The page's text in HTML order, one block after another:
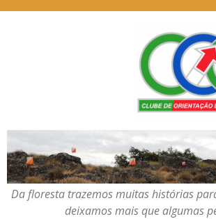
Da floresta trazemos muitas histórias
deixamos mais que algumas